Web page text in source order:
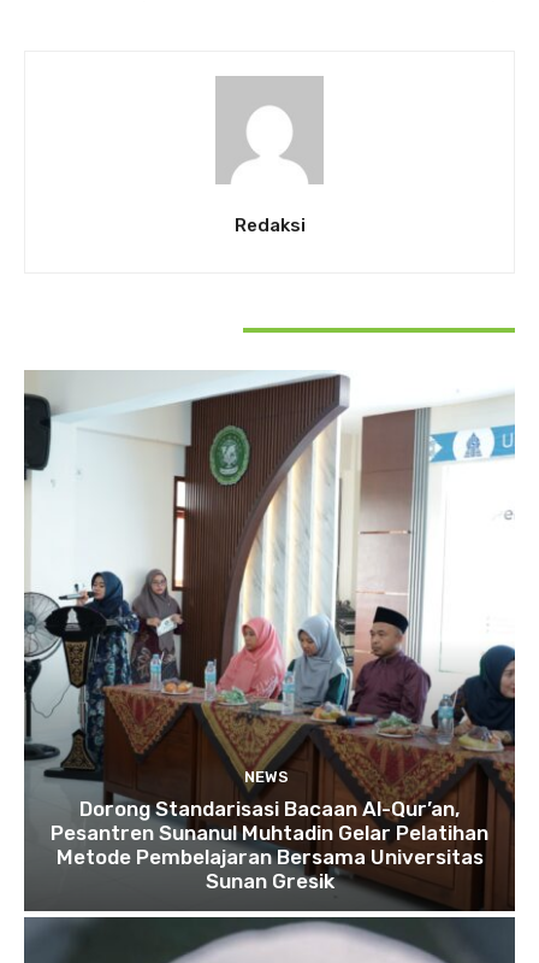
Redaksi
NEWS
Dorong Standarisasi Bacaan Al-Qur’an,
Pesantren Sunanul Muhtadin Gelar Pelatihan
Metode Pembelajaran Bersama Universitas
Sunan Gresik